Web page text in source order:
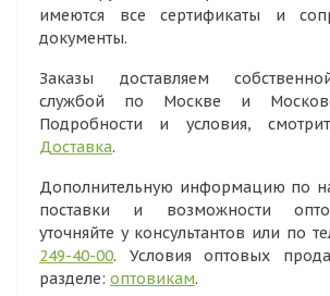
имеются все сертификаты и
документы.
Заказы доставляем
службой по Москве и
Подробности и условия,
Доставка.
Дополнительную информацию по
поставки и возможности
уточняйте у консультантов или по
249-40-00. Условия оптовых
разделе: оптовикам.